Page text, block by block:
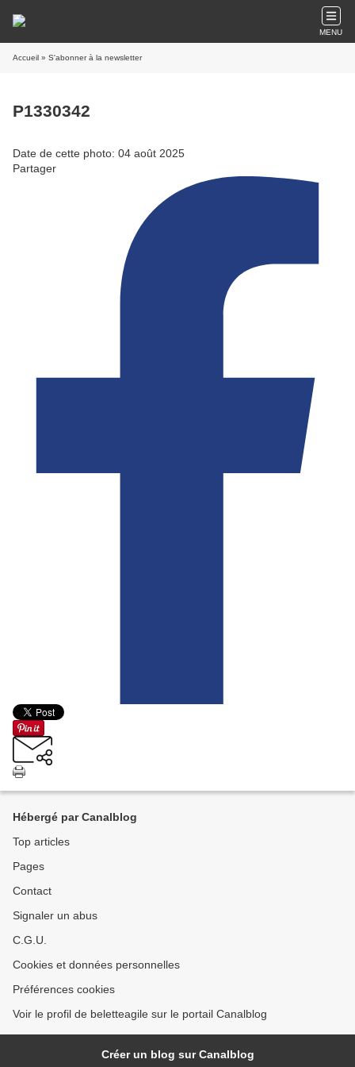
MENU
Accueil » S'abonner à la newsletter
P1330342
Date de cette photo: 04 août 2025
Partager
Hébergé par Canalblog
Top articles
Pages
Contact
Signaler un abus
C.G.U.
Cookies et données personnelles
Préférences cookies
Voir le profil de beletteagile sur le portail Canalblog
Créer un blog sur Canalblog